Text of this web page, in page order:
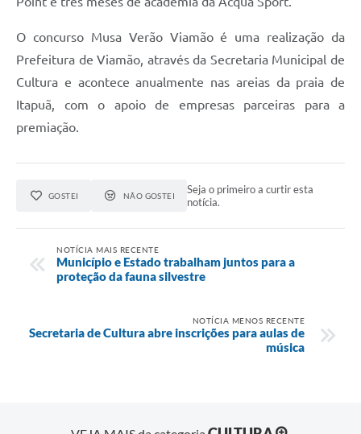
O concurso Musa Verão Viamão é uma realização da
Prefeitura de Viamão, através da Secretaria Municipal de
Cultura e acontece anualmente nas areias da praia de
Itapuã, com o apoio de empresas parceiras para a
premiação.
GOSTEI NÃO GOSTEI
Seja o primeiro a curtir esta
notícia.
NOTÍCIA MAIS RECENTE
Município e Estado trabalham juntos para a
proteção da fauna silvestre
NOTÍCIA MENOS RECENTE
Secretaria de Cultura abre inscrições para aulas de
música